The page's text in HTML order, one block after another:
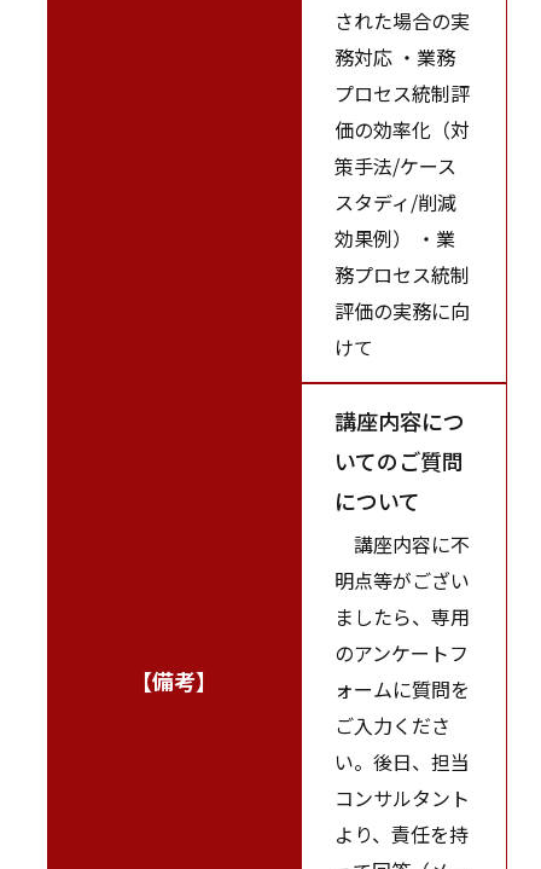
された場合の実
務対応 ・業務
プロセス統制評
価の効率化（対
策手法/ケース
スタディ/削減
効果例） ・業
務プロセス統制
評価の実務に向
けて
【備考】
講座内容につ
いてのご質問
について
講座内容に不
明点等がござい
ましたら、専用
のアンケートフ
ォームに質問を
ご入力くださ
い。後日、担当
コンサルタント
より、責任を持